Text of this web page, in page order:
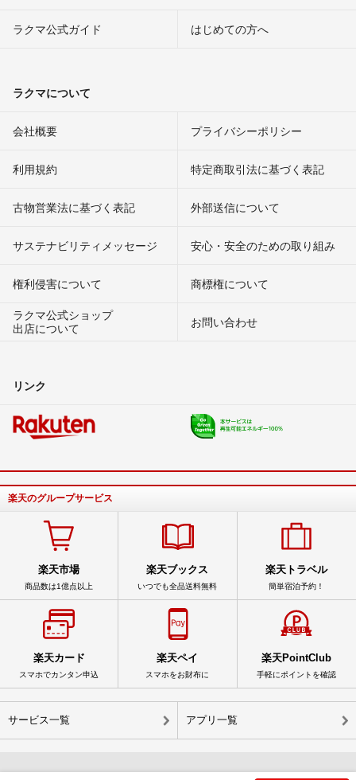
ラクマ公式ガイド はじめての方へ
ラクマについて
会社概要 プライバシーポリシー
利用規約 特定商取引法に基づく表記
古物営業法に基づく表記 外部送信について
サステナビリティメッセージ 安心・安全のための取り組み
権利侵害について
商標権について
ラクマ公式ショップ
出店について
お問い合わせ
リンク
楽天のグループサービス
楽天市場
商品数は1億点以上
楽天ブックス
いつでも全品送料無料
楽天トラベル
簡単宿泊予約！
楽天カード
スマホでカンタン申込
楽天ペイ
スマホをお財布に
楽天PointClub
手軽にポイントを確認
サービス一覧 アプリ一覧